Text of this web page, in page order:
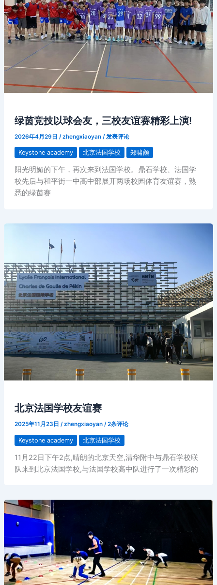
绿茵竞技以球会友，三校友谊赛精彩上演!
2026年4月29日 /zhengxiaoyan / 发表评论
Keystone academy 北京法国学校 郑啸颜
阳光明媚的下午，再次来到法国学校。鼎石学校、法国学
校先后与和平街一中高中部展开两场校园体育友谊赛，熟
悉的绿茵赛
北京法国学校友谊赛
2025年11月23日 /zhengxiaoyan /2条评论
Keystone academy 北京法国学校
11月22日下午2点,晴朗的北京天空,清华附中与鼎石学校联
队来到北京法国学校,与法国学校高中队进行了一次精彩的